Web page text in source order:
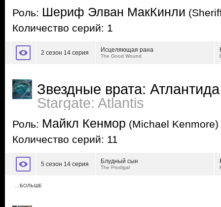
Роль: Шериф Элван МакКинли
Количество серий: 1
2 сезон 14 серия Исцеляющая рана
The Good Wound
Звездные врата: Атлантида
Stargate: Atlantis
Роль: Майкл Кенмор (Michael Kenmore)
Количество серий: 11
5 сезон 14 серия Блудный сын
The Prodigal
…БОЛЬШЕ